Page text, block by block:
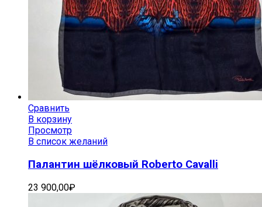
Сравнить
В корзину
Просмотр
В список желаний
Палантин шёлковый Roberto Cavalli
23 900,00₽